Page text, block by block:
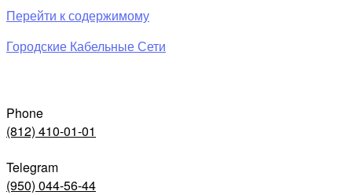
Перейти к содержимому
Городские Кабельные Сети
Phone
(812) 410-01-01
Telegram
(950) 044-56-44